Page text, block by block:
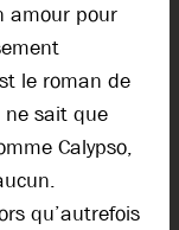
amour pour
le roman de
ne sait que
Calypso,
qu’autrefois